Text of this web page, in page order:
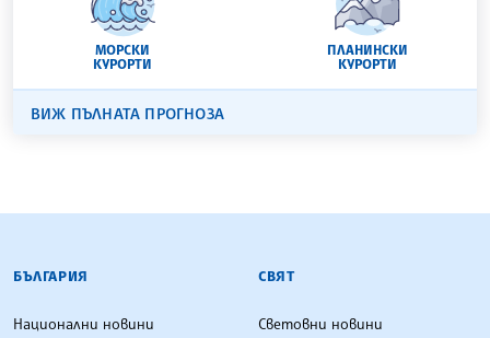
МОРСКИ
КУРОРТИ
ПЛАНИНСКИ
КУРОРТИ
ВИЖ ПЪЛНАТА ПРОГНОЗА
БЪЛГАРСКА ТЕЛЕГРАФНА АГЕНЦИЯ
БЪЛГАРИЯ
Национални новини
СВЯТ
Световни новини